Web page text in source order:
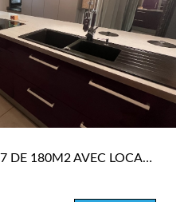
MAISON MILLAU TYPE 7 DE 180M2 AVEC LOCAL COMMERCIAL OU STUDIO SEPARÉ